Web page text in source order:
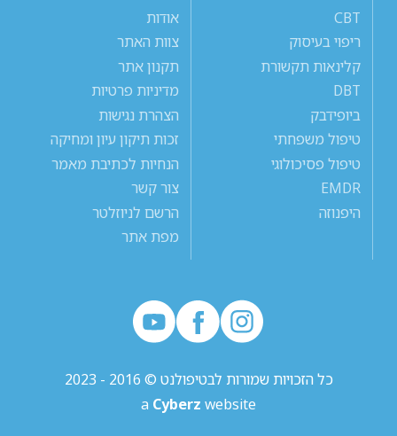
CBT
ריפוי בעיסוק
קלינאות תקשורת
DBT
ביופידבק
טיפול משפחתי
טיפול פסיכולוגי
EMDR
היפנוזה
אודות
צוות האתר
תקנון אתר
מדיניות פרטיות
הצהרת נגישות
זכות תיקון עיון ומחיקה
הנחיות לכתיבת מאמר
צור קשר
הרשם לניוזלטר
מפת אתר
כל הזכויות שמורות לבטיפולנט © 2016 - 2023
a Cyberz website